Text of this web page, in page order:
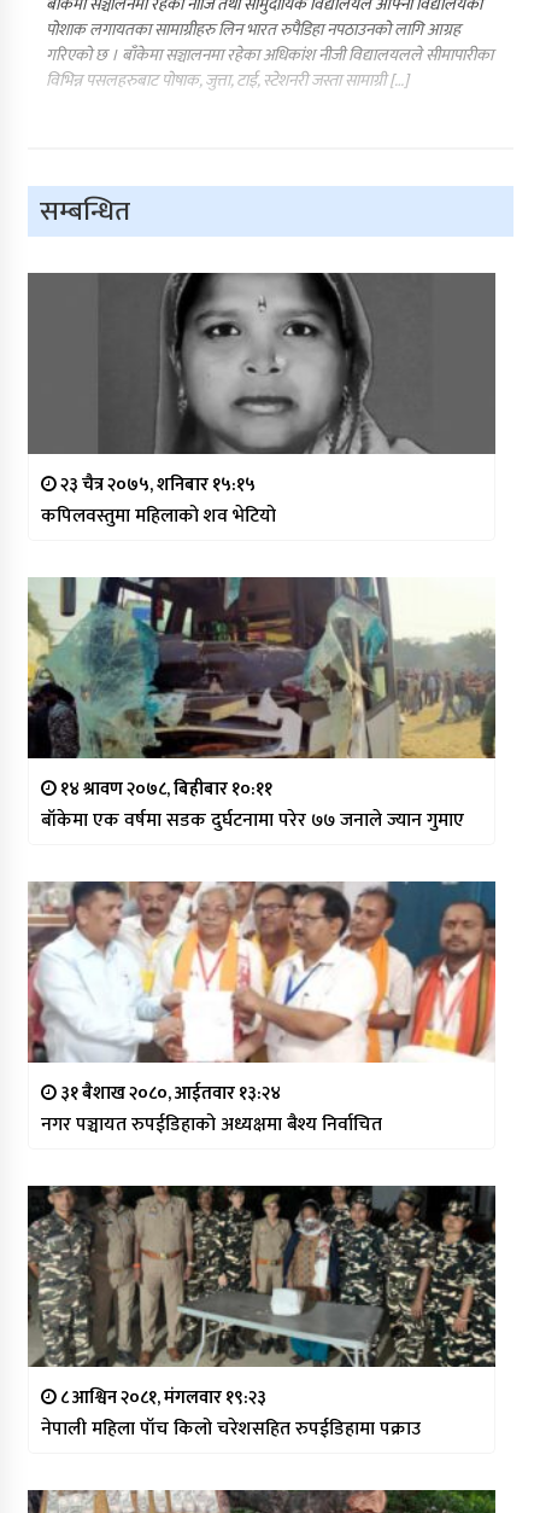
पोशाक लगायतका सामाग्रीहरु लिन भारत रुपैडिहा नपठाउनको लागि आग्रह
गरिएको छ । बाँकेमा सञ्चालनमा रहेका अधिकांश नीजी विद्यालयलले सीमापारीका
विभिन्न पसलहरुबाट पोषाक, जुत्ता, टाई, स्टेशनरी जस्ता सामाग्री […]
सम्बन्धित
२३ चैत्र २०७५, शनिबार १५:१५
कपिलवस्तुमा महिलाको शव भेटियो
१४ श्रावण २०७८, बिहीबार १०:११
बाँकेमा एक वर्षमा सडक दुर्घटनामा परेर ७७ जनाले ज्यान गुमाए
३१ बैशाख २०८०, आईतवार १३:२४
नगर पञ्चायत रुपईडिहाको अध्यक्षमा बैश्य निर्वाचित
८ आश्विन २०८१, मंगलवार १९:२३
नेपाली महिला पाँच किलो चरेशसहित रुपईडिहामा पक्राउ